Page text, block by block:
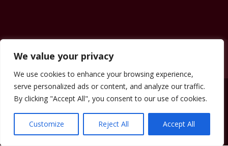
We value your privacy
We use cookies to enhance your browsing experience,
serve personalized ads or content, and analyze our traffic.
By clicking "Accept All", you consent to our use of cookies.
Customize Reject All Accept All
Contatti News & Eventi
Pharmavet Srl - Designed by Il Terzo
Millennio Srl